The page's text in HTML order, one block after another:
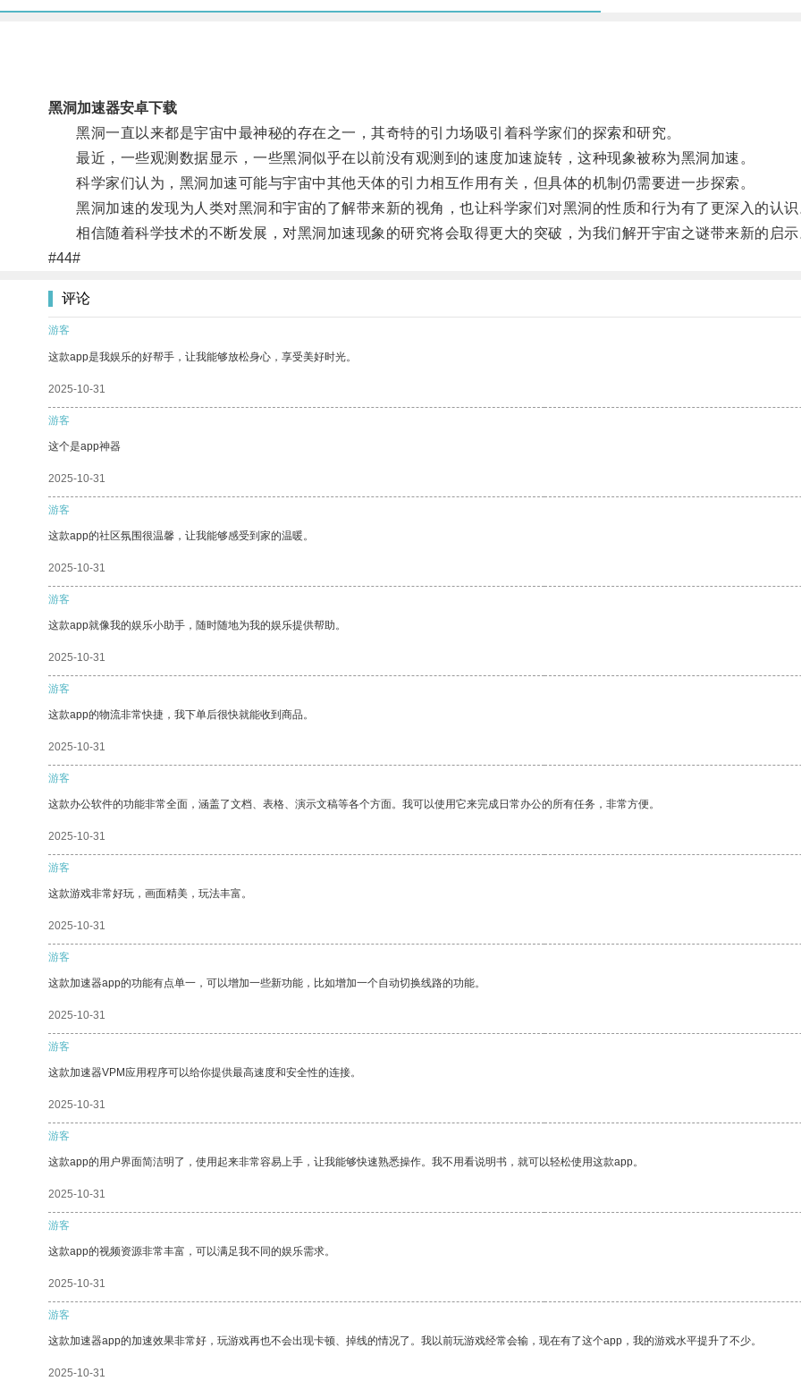
黑洞加速器安卓下载
黑洞一直以来都是宇宙中最神秘的存在之一，其奇特的引力场吸引着科学家们的探索和研究。
最近，一些观测数据显示，一些黑洞似乎在以前没有观测到的速度加速旋转，这种现象被称为黑洞加速。
科学家们认为，黑洞加速可能与宇宙中其他天体的引力相互作用有关，但具体的机制仍需要进一步探索。
黑洞加速的发现为人类对黑洞和宇宙的了解带来新的视角，也让科学家们对黑洞的性质和行为有了更深入的认识
相信随着科学技术的不断发展，对黑洞加速现象的研究将会取得更大的突破，为我们解开宇宙之谜带来新的启示
#44#
评论
游客
这款app是我娱乐的好帮手，让我能够放松身心，享受美好时光。
2025-10-31
游客
这个是app神器
2025-10-31
游客
这款app的社区氛围很温馨，让我能够感受到家的温暖。
2025-10-31
游客
这款app就像我的娱乐小助手，随时随地为我的娱乐提供帮助。
2025-10-31
游客
这款app的物流非常快捷，我下单后很快就能收到商品。
2025-10-31
游客
这款办公软件的功能非常全面，涵盖了文档、表格、演示文稿等各个方面。我可以使用它来完成日常办公的所有任务，非常方便。
2025-10-31
游客
这款游戏非常好玩，画面精美，玩法丰富。
2025-10-31
游客
这款加速器app的功能有点单一，可以增加一些新功能，比如增加一个自动切换线路的功能。
2025-10-31
游客
这款加速器VPM应用程序可以给你提供最高速度和安全性的连接。
2025-10-31
游客
这款app的用户界面简洁明了，使用起来非常容易上手，让我能够快速熟悉操作。我不用看说明书，就可以轻松使用这款app。
2025-10-31
游客
这款app的视频资源非常丰富，可以满足我不同的娱乐需求。
2025-10-31
游客
这款加速器app的加速效果非常好，玩游戏再也不会出现卡顿、掉线的情况了。我以前玩游戏经常会输，现在有了这个app，我的游戏水平提升了不少。
2025-10-31